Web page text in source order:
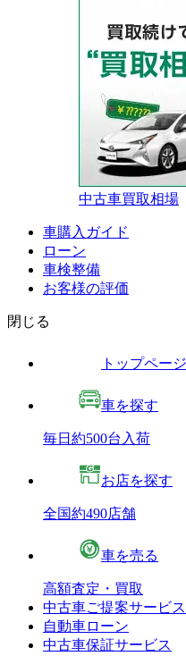
中古車買取相場
車購入ガイド
ローン
車検整備
お客様の評価
閉じる
トップページ
車を探す
毎日約500台入荷
お店を探す
全国約490店舗
車を売る
高額査定・買取
中古車ご提案サービス
自動車ローン
中古車保証サービス